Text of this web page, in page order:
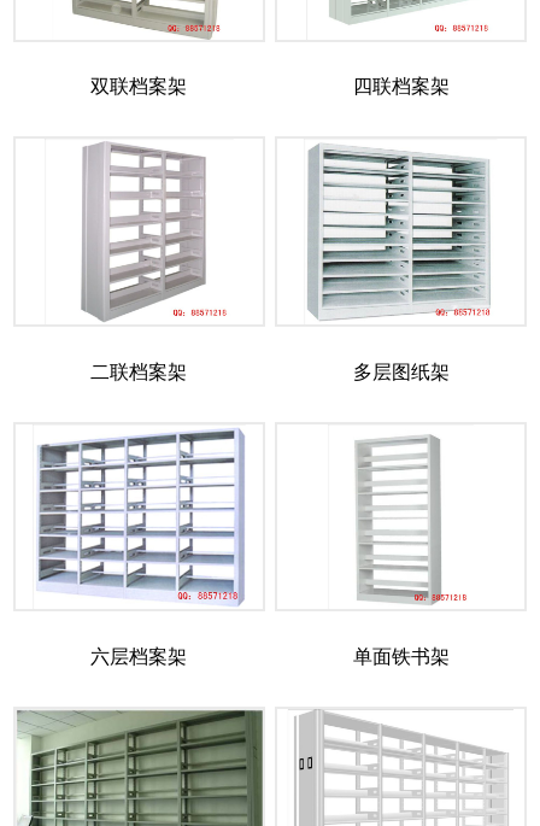
双联档案架 四联档案架
二联档案架 多层图纸架
六层档案架 单面铁书架